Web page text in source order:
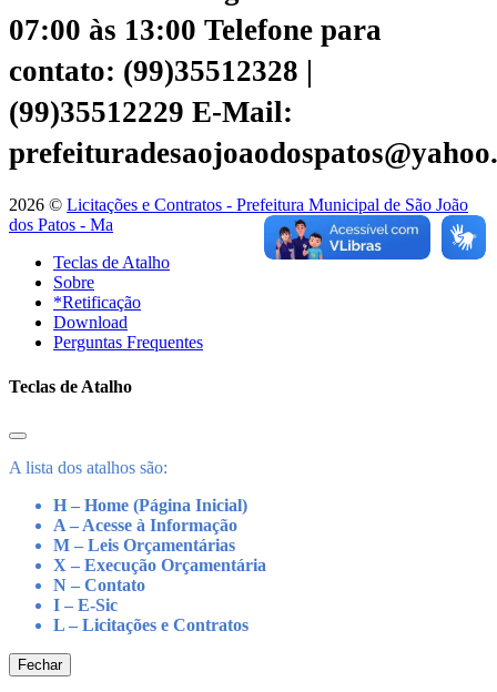
07:00 às 13:00 Telefone para
contato: (99)35512328 |
(99)35512229 E-Mail:
2026 © Licitações e Contratos - Prefeitura Municipal de São João
dos Patos - Ma
Teclas de Atalho
Sobre
*Retificação
Download
Perguntas Frequentes
Teclas de Atalho
A lista dos atalhos são:
H – Home (Página Inicial)
A – Acesse à Informação
M – Leis Orçamentárias
X – Execução Orçamentária
N – Contato
I – E-Sic
L – Licitações e Contratos
Fechar